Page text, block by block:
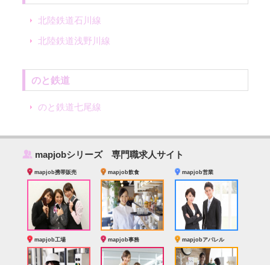
北陸鉄道石川線
北陸鉄道浅野川線
のと鉄道
のと鉄道七尾線
‰ mapjobシリーズ 専門職求人サイト
mapjob携帯販売 mapjob飲食 mapjob営業
mapjob工場 mapjob事務 mapjobアパレル